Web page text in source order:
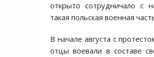
открыто сотрудничало с
такая польская военная
В начале августа с
отцы воевали в составе